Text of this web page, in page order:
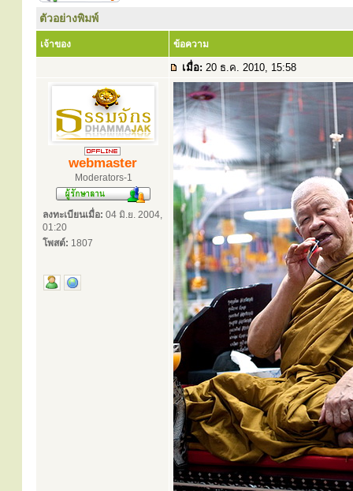
ตัวอย่างพิมพ์
เจ้าของ ข้อความ
เมื่อ: 20 ธ.ค. 2010, 15:58
webmaster
Moderators-1
ลงทะเบียนเมื่อ: 04 มิ.ย. 2004,
01:20
โพสต์: 1807